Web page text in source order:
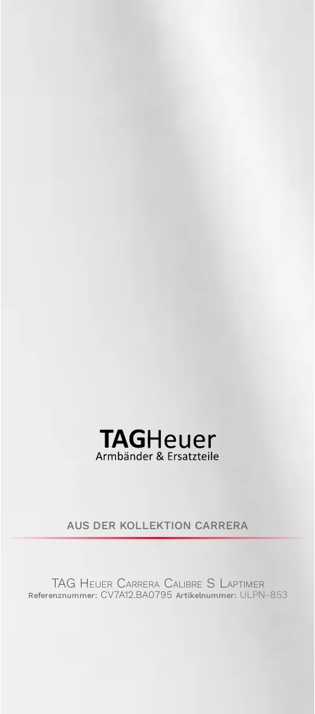
AUS DER KOLLEKTION CARRERA
TAG Heuer Carrera Calibre S Laptimer
Referenznummer: CV7A12.BA0795 Artikelnummer:ULPN-853